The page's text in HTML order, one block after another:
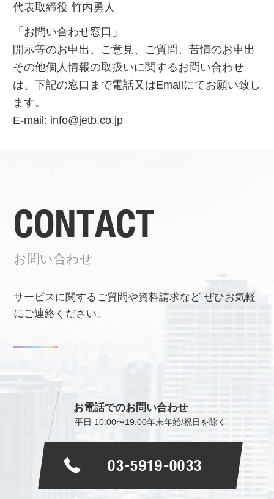
代表取締役 竹内勇人
「お問い合わせ窓口」
開示等のお申出、ご意見、ご質問、苦情のお申出
その他個人情報の取扱いに関するお問い合わせ
は、下記の窓口まで電話又はEmailにてお願い致し
ます。
E-mail: info@jetb.co.jp
CONTACT
お問い合わせ
サービスに関するご質問や資料請求などぜひお気軽
にご連絡ください。
お電話でのお問い合わせ
平日 10:00〜19:00年末年始/祝日を除く
03-5919-0033